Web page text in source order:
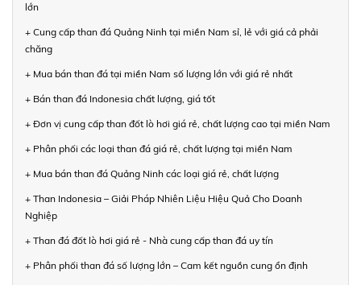
lớn
+ Cung cấp than đá Quảng Ninh tại miền Nam sỉ, lẻ với giá cả phải
chăng
+ Mua bán than đá tại miền Nam số lượng lớn với giá rẻ nhất
+ Bán than đá Indonesia chất lượng, giá tốt
+ Đơn vị cung cấp than đốt lò hơi giá rẻ, chất lượng cao tại miền Nam
+ Phân phối các loại than đá giá rẻ, chất lượng tại miền Nam
+ Mua bán than đá Quảng Ninh các loại giá rẻ, chất lượng
+ Than Indonesia – Giải Pháp Nhiên Liệu Hiệu Quả Cho Doanh
Nghiệp
+ Than đá đốt lò hơi giá rẻ - Nhà cung cấp than đá uy tín
+ Phân phối than đá số lượng lớn – Cam kết nguồn cung ổn định